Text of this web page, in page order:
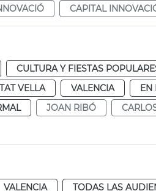
CAPITAL
CULTURA Y FIESTAS
VELLA VALENCIA
EN
JOAN RIBÓ
VALENCIA TODAS LAS